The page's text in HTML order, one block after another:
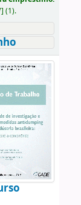
] (1).